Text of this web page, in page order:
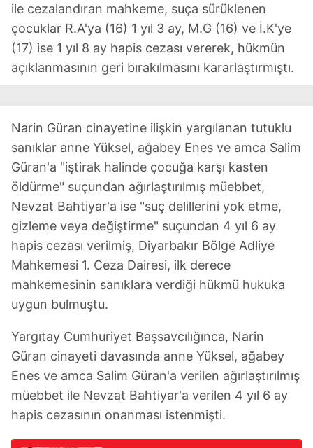
6698 sayılı Kişisel Verilerin Korunması Kanunu uyarınca
hazırlanmış Aydınlatma Metnimizi okumak ve sitemizde
ilgili mevzuata uygun olarak kullanılan çerezlerle ilgili bilgi
almak için lütfentıklayınız .
ile cezalandıran mahkeme, suça sürüklenen
çocuklar R.A'ya (16) 1 yıl 3 ay, M.G (16) ve İ.K'ye
(17) ise 1 yıl 8 ay hapis cezası vererek, hükmün
açıklanmasının geri bırakılmasını kararlaştırmıştı.
Narin Güran cinayetine ilişkin yargılanan tutuklu
sanıklar anne Yüksel, ağabey Enes ve amca Salim
Güran'a "iştirak halinde çocuğa karşı kasten
öldürme" suçundan ağırlaştırılmış müebbet,
Nevzat Bahtiyar'a ise "suç delillerini yok etme,
gizleme veya değiştirme" suçundan 4 yıl 6 ay
hapis cezası verilmiş, Diyarbakır Bölge Adliye
Mahkemesi 1. Ceza Dairesi, ilk derece
mahkemesinin sanıklara verdiği hükmü hukuka
uygun bulmuştu.
Yargıtay Cumhuriyet Başsavcılığınca, Narin
Güran cinayeti davasında anne Yüksel, ağabey
Enes ve amca Salim Güran'a verilen ağırlaştırılmış
müebbet ile Nevzat Bahtiyar'a verilen 4 yıl 6 ay
hapis cezasının onanması istenmişti.